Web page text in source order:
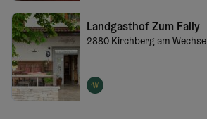
Landgasthof Zum Fally
2880 Kirchberg am Wechsel